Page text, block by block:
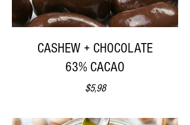
CASHEW + CHOCOLATE
63% CACAO
$5,98Precio